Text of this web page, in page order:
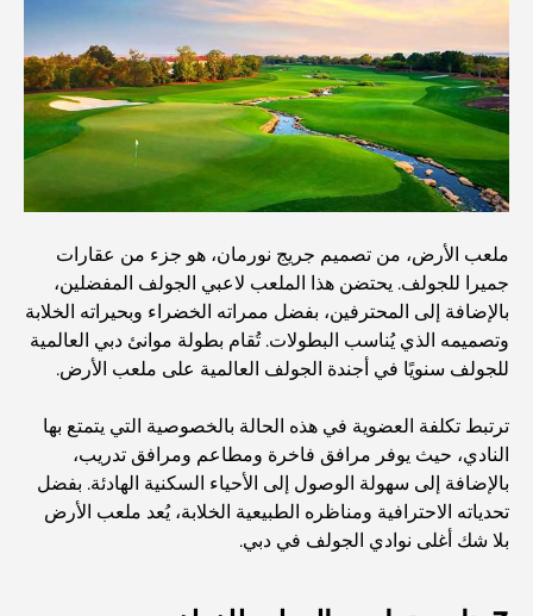
اكتشف ممشى نخلة جميرا: جولة بين الفخامة والإطلالات الخلابة
أفضل المناطق للسكن في دبي مع العائلة: اكتشف أفضل
الخيارات
فنادق الخمس نجوم في دبي: فخامة لا مثيل لها لكل مسافر
أشياء يمكنك القيام بها في وسط مدينة دبي: دليلك الشامل
أفضل أماكن الإفطار في دبي: أفضل 7 أماكن لا تُضاهى لتجربة
إفطار رمضاني لا يُنسى
المقاهي في منطقة الخليج التجاري: مزيج مثالي من القهوة
والمجتمع
مطاعم دبي الحائزة على نجمة ميشلان: جولة مغامرة لعشاق
الطعام
ملعب الأرض، من تصميم جريج نورمان، هو جزء من عقارات
جميرا للجولف. يحتضن هذا الملعب لاعبي الجولف المفضلين،
بالإضافة إلى المحترفين، بفضل ممراته الخضراء وبحيراته الخلابة
وتصميمه الذي يُناسب البطولات. تُقام بطولة موانئ دبي العالمية
للجولف سنويًا في أجندة الجولف العالمية على ملعب الأرض.
ترتبط تكلفة العضوية في هذه الحالة بالخصوصية التي يتمتع بها
النادي، حيث يوفر مرافق فاخرة ومطاعم ومرافق تدريب،
بالإضافة إلى سهولة الوصول إلى الأحياء السكنية الهادئة. بفضل
تحدياته الاحترافية ومناظره الطبيعية الخلابة، يُعد ملعب الأرض
بلا شك أغلى نوادي الجولف في دبي.